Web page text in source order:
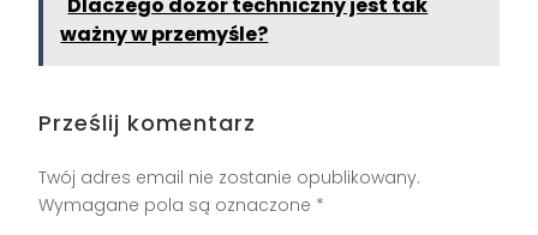
ważny w przemyśle?
Prześlij komentarz
Twój adres email nie zostanie opublikowany.
Wymagane pola są oznaczone *